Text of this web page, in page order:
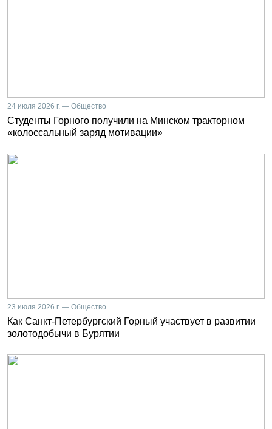
24 июля 2026 г. — Общество
Студенты Горного получили на Минском тракторном
«колоссальный заряд мотивации»
23 июля 2026 г. — Общество
Как Санкт-Петербургский Горный участвует в развитии
золотодобычи в Бурятии